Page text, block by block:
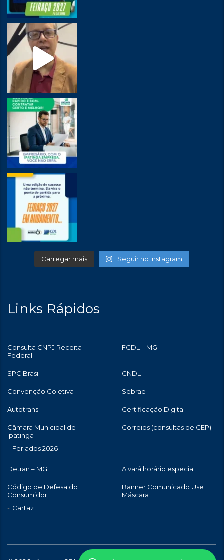
Carregar mais Seguir no Instagram
Links Rápidos
Consulta CNPJ Receita
Federal
FCDL – MG
SPC Brasil CNDL
Convenção Coletiva Sebrae
Autotrans Certificação Digital
Câmara Municipal de
Ipatinga
Feriados 2026
Correios (consultas de CEP)
Detran – MG Alvará horário especial
Código de Defesa do
Consumidor
Cartaz
Banner Comunicado Use
Máscara